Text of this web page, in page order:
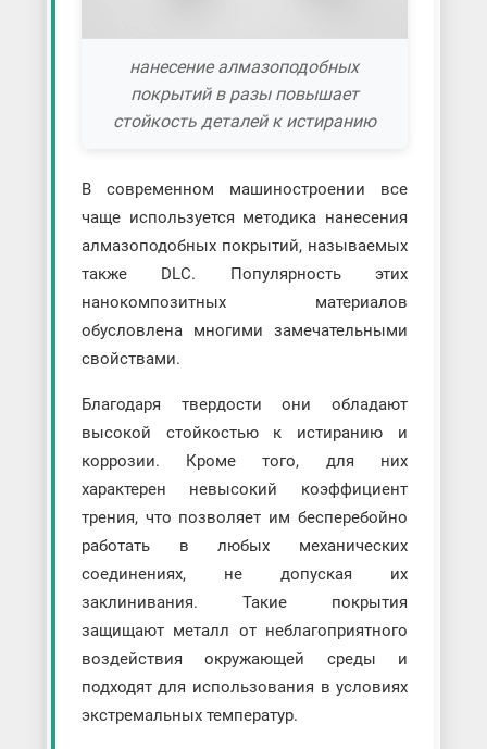
нанесение алмазоподобных
покрытий в разы повышает
стойкость деталей к истиранию
В современном машиностроении все
чаще используется методика нанесения
алмазоподобных покрытий, называемых
также DLC. Популярность этих
нанокомпозитных материалов
обусловлена многими замечательными
свойствами.
Благодаря твердости они обладают
высокой стойкостью к истиранию и
коррозии. Кроме того, для них
характерен невысокий коэффициент
трения, что позволяет им бесперебойно
работать в любых механических
соединениях, не допуская их
заклинивания. Такие покрытия
защищают металл от неблагоприятного
воздействия окружающей среды и
подходят для использования в условиях
экстремальных температур.